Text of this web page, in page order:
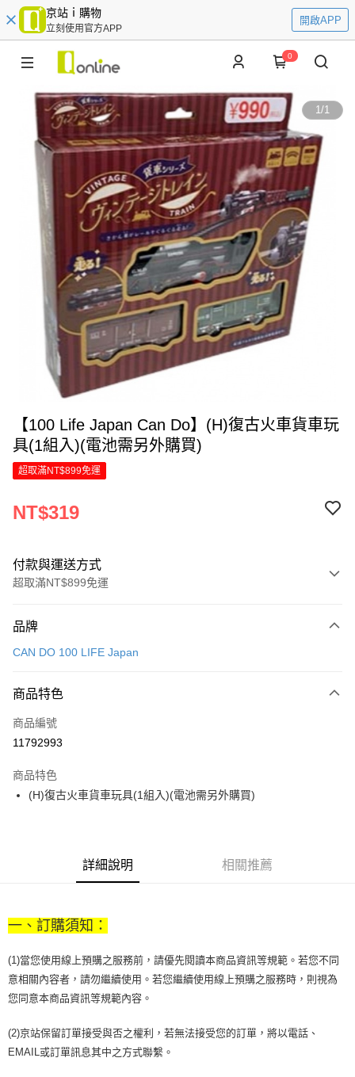
京站ｉ購物
立刻使用官方APP
開啟APP
0
1/1
【100 Life Japan Can Do】(H)復古火車貨車玩
具(1組入)(電池需另外購買)
超取滿NT$899免運
NT$319
付款與運送方式
超取滿NT$899免運
信用卡一次付款
Apple Pay
街口支付
Google Pay
流程，驗證手機門號後，選擇欲分期的期數、繳款截止日，確認付款後即完
成交易。
4.訂單成立30分鐘內，如未前往確認交易或遇審核未通過，訂單將自動取
消。如遇「轉專審核」未通過狀況，表示未達大哥付你分期系統評分，恕無
法說明評估內容。
【繳款方式說明】
醒簡訊。
2.透過簡訊連結打開帳單後，可選擇「超商條碼／台灣大直營門市／銀行轉
【關於「AFTEE先享後付」】
便利好安心！
２．便利：只要手機號碼，簡訊認證，即可結帳。
３．安心：先確認商品／服務後，再付款。
【「AFTEE先享後付」結帳流程】
１．於結帳方式選擇「AFTEE先享後付」後，將跳轉至「AFTEE先享後付」
結帳頁面，進行簡訊認證並確認金額後，即可完成結帳。
運送方式
付款後全家取貨
每筆NT$70，滿NT$899(含以上)免運費
付款後7-11取貨
品牌
CAN DO 100 LIFE Japan
商品特色
商品編號
11792993
商品特色
(H)復古火車貨車玩具(1組入)(電池需另外購買)
詳細說明 相關推薦
一、訂購須知：
(1)當您使用線上預購之服務前，請優先閱讀本商品資訊等規範。若您不同
意相關內容者，請勿繼續使用。若您繼續使用線上預購之服務時，則視為
您同意本商品資訊等規範內容。
(2)京站保留訂單接受與否之權利，若無法接受您的訂單，將以電話、
EMAIL或訂單訊息其中之方式聯繫。